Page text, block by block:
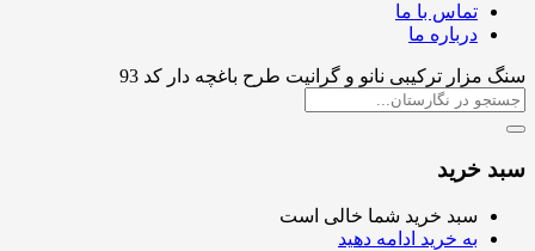
تماس با ما
درباره ما
سنگ مزار ترکیبی نانو و گرانیت طرح باغچه دار کد 93
سبد خرید
سبد خرید شما خالی است
به خرید ادامه دهید